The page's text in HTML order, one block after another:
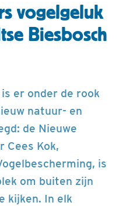
vogelgeluk
Biesbosch
er onder de rook
natuur- en
de Nieuwe
Cees Kok,
is
om buiten zijn
kijken. In elk